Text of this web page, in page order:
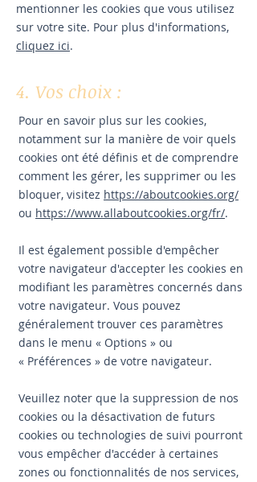
mentionner les cookies que vous utilisez
sur votre site. Pour plus d'informations,
cliquez ici.
4. Vos choix :
Pour en savoir plus sur les cookies,
notamment sur la manière de voir quels
cookies ont été définis et de comprendre
comment les gérer, les supprimer ou les
bloquer, visitez https://aboutcookies.org/
ou https://www.allaboutcookies.org/fr/.
Il est également possible d'empêcher
votre navigateur d'accepter les cookies en
modifiant les paramètres concernés dans
votre navigateur. Vous pouvez
généralement trouver ces paramètres
dans le menu « Options » ou
« Préférences » de votre navigateur.
Veuillez noter que la suppression de nos
cookies ou la désactivation de futurs
cookies ou technologies de suivi pourront
vous empêcher d'accéder à certaines
zones ou fonctionnalités de nos services,